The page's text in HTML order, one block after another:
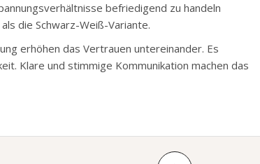
befriedigend zu handeln
die Schwarz-Weiß-Variante.
erhöhen das Vertrauen untereinander. Es
Klare und stimmige Kommunikation machen das